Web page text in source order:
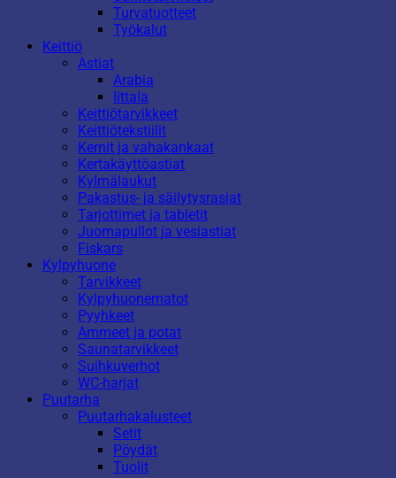
Turvatuotteet
Työkalut
Keittiö
Astiat
Arabia
Iittala
Keittiötarvikkeet
Keittiötekstiilit
Kernit ja vahakankaat
Kertakäyttöastiat
Kylmälaukut
Pakastus- ja säilytysrasiat
Tarjottimet ja tabletit
Juomapullot ja vesiastiat
Fiskars
Kylpyhuone
Tarvikkeet
Kylpyhuonematot
Pyyhkeet
Ammeet ja potat
Saunatarvikkeet
Suihkuverhot
WC-harjat
Puutarha
Puutarhakalusteet
Setit
Pöydät
Tuolit